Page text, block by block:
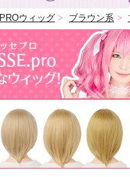
PROウィッグ > ブラウン系 >